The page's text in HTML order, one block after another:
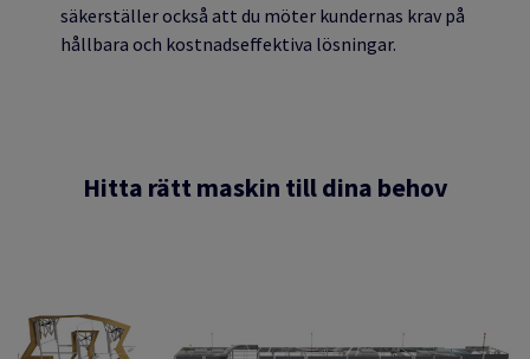
säkerställer också att du möter kundernas krav på
hållbara och kostnadseffektiva lösningar.
Hitta rätt maskin till dina behov